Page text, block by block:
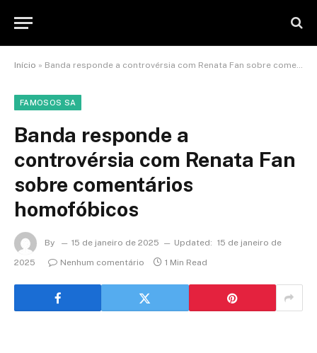
Início » Banda responde a controvérsia com Renata Fan sobre comentários homofóbicos
FAMOSOS SA
Banda responde a
controvérsia com Renata Fan
sobre comentários
homofóbicos
By 15 de janeiro de 2025 Updated: 15 de janeiro de
2025
Nenhum comentário 1 Min Read